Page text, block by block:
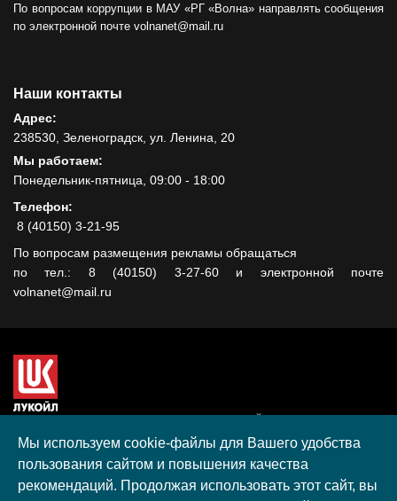
По вопросам коррупции в МАУ «РГ «Волна» направлять сообщения
по электронной почте volnanet@mail.ru
Наши контакты
Адрес:
238530, Зеленоградск, ул. Ленина, 20
Мы работаем:
Понедельник-пятница, 09:00 - 18:00
Телефон:
8 (40150) 3-21-95
По вопросам размещения рекламы обращаться
по тел.: 8 (40150) 3-27-60 и электронной почте
volnanet@mail.ru
гранта, полученного в рамках XIII Конкурса социальных и
культурных проектов ПАО "ЛУКОЙЛ" на территории
Калининградской области в 2020 году
Согласие на обработку персональных данных
Мы используем cookie-файлы для Вашего удобства
пользования сайтом и повышения качества
рекомендаций. Продолжая использовать этот сайт, вы